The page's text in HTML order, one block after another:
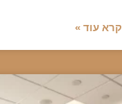
קרא עוד »